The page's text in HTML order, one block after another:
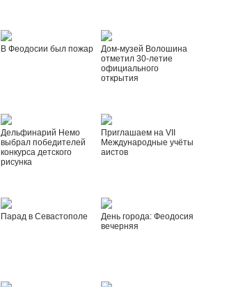
В Феодосии был пожар
Дом-музей Волошина
отметил 30-летие
официального
открытия
Дельфинарий Немо
выбрал победителей
конкурса детского
рисунка
Приглашаем на VII
Международные учёты
аистов
Парад в Севастополе
День города: Феодосия
вечерняя